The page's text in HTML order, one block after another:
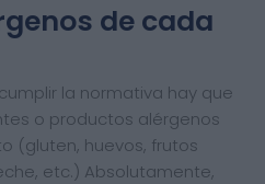
de cada
la normativa hay que
o productos alérgenos
(gluten, huevos, frutos
etc.) Absolutamente,